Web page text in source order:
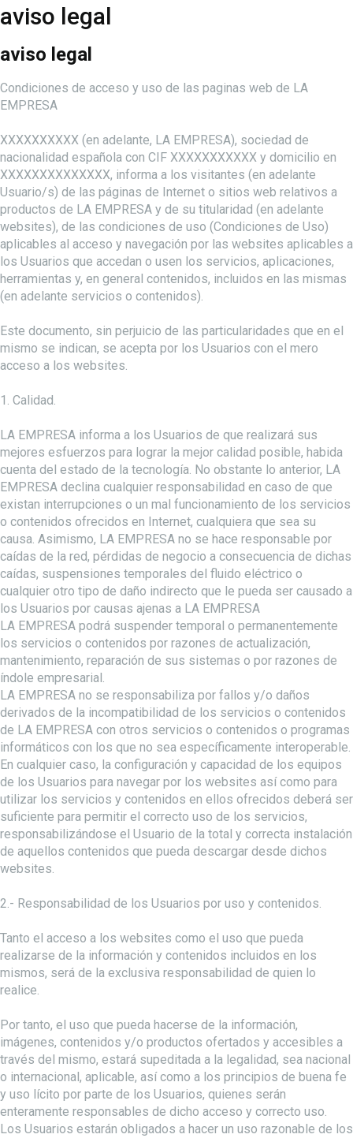
aviso legal
aviso legal
Condiciones de acceso y uso de las paginas web de LA
EMPRESA
XXXXXXXXXX (en adelante, LA EMPRESA), sociedad de
nacionalidad española con CIF XXXXXXXXXXX y domicilio en
XXXXXXXXXXXXXX, informa a los visitantes (en adelante
Usuario/s) de las páginas de Internet o sitios web relativos a
productos de LA EMPRESA y de su titularidad (en adelante
websites), de las condiciones de uso (Condiciones de Uso)
aplicables al acceso y navegación por las websites aplicables a
los Usuarios que accedan o usen los servicios, aplicaciones,
herramientas y, en general contenidos, incluidos en las mismas
(en adelante servicios o contenidos).
Este documento, sin perjuicio de las particularidades que en el
mismo se indican, se acepta por los Usuarios con el mero
acceso a los websites.
1. Calidad.
LA EMPRESA informa a los Usuarios de que realizará sus
mejores esfuerzos para lograr la mejor calidad posible, habida
cuenta del estado de la tecnología. No obstante lo anterior, LA
EMPRESA declina cualquier responsabilidad en caso de que
existan interrupciones o un mal funcionamiento de los servicios
o contenidos ofrecidos en Internet, cualquiera que sea su
causa. Asimismo, LA EMPRESA no se hace responsable por
caídas de la red, pérdidas de negocio a consecuencia de dichas
caídas, suspensiones temporales del fluido eléctrico o
cualquier otro tipo de daño indirecto que le pueda ser causado a
los Usuarios por causas ajenas a LA EMPRESA
LA EMPRESA podrá suspender temporal o permanentemente
los servicios o contenidos por razones de actualización,
mantenimiento, reparación de sus sistemas o por razones de
índole empresarial.
LA EMPRESA no se responsabiliza por fallos y/o daños
derivados de la incompatibilidad de los servicios o contenidos
de LA EMPRESA con otros servicios o contenidos o programas
informáticos con los que no sea específicamente interoperable.
En cualquier caso, la configuración y capacidad de los equipos
de los Usuarios para navegar por los websites así como para
utilizar los servicios y contenidos en ellos ofrecidos deberá ser
suficiente para permitir el correcto uso de los servicios,
responsabilizándose el Usuario de la total y correcta instalación
de aquellos contenidos que pueda descargar desde dichos
websites.
2.- Responsabilidad de los Usuarios por uso y contenidos.
Tanto el acceso a los websites como el uso que pueda
realizarse de la información y contenidos incluidos en los
mismos, será de la exclusiva responsabilidad de quien lo
realice.
Por tanto, el uso que pueda hacerse de la información,
imágenes, contenidos y/o productos ofertados y accesibles a
través del mismo, estará supeditada a la legalidad, sea nacional
o internacional, aplicable, así como a los principios de buena fe
y uso lícito por parte de los Usuarios, quienes serán
enteramente responsables de dicho acceso y correcto uso.
Los Usuarios estarán obligados a hacer un uso razonable de los